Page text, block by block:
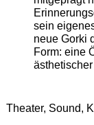
sein
neue Gorki
Form: eine
Theater, Sound,